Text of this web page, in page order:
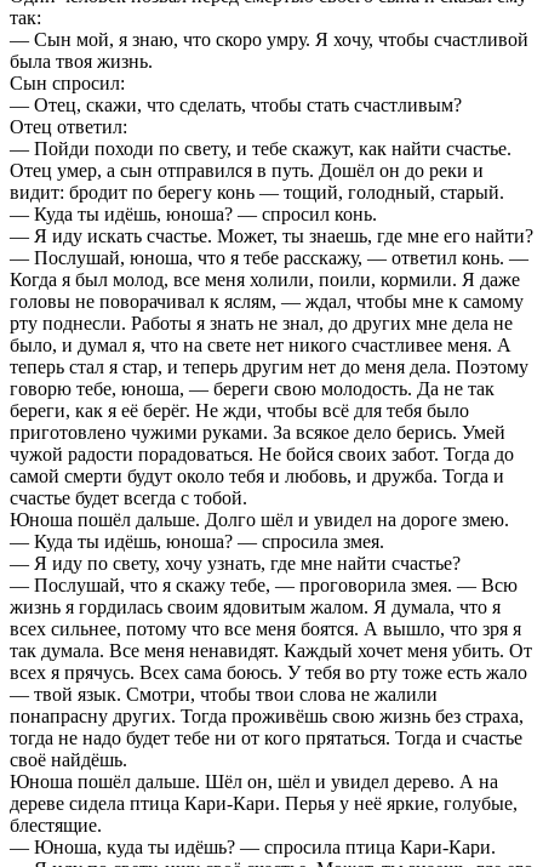
так:
— Сын мой, я знаю, что скоро умру. Я хочу, чтобы счастливой
была твоя жизнь.
Сын спросил:
— Отец, скажи, что сделать, чтобы стать счастливым?
Отец ответил:
— Пойди походи по свету, и тебе скажут, как найти счастье.
Отец умер, а сын отправился в путь. Дошёл он до реки и
видит: бродит по берегу конь — тощий, голодный, старый.
— Куда ты идёшь, юноша? — спросил конь.
— Я иду искать счастье. Может, ты знаешь, где мне его найти?
— Послушай, юноша, что я тебе расскажу, — ответил конь. —
Когда я был молод, все меня холили, поили, кормили. Я даже
головы не поворачивал к яслям, — ждал, чтобы мне к самому
рту поднесли. Работы я знать не знал, до других мне дела не
было, и думал я, что на свете нет никого счастливее меня. А
теперь стал я стар, и теперь другим нет до меня дела. Поэтому
говорю тебе, юноша, — береги свою молодость. Да не так
береги, как я её берёг. Не жди, чтобы всё для тебя было
приготовлено чужими руками. За всякое дело берись. Умей
чужой радости порадоваться. Не бойся своих забот. Тогда до
самой смерти будут около тебя и любовь, и дружба. Тогда и
счастье будет всегда с тобой.
Юноша пошёл дальше. Долго шёл и увидел на дороге змею.
— Куда ты идёшь, юноша? — спросила змея.
— Я иду по свету, хочу узнать, где мне найти счастье?
— Послушай, что я скажу тебе, — проговорила змея. — Всю
жизнь я гордилась своим ядовитым жалом. Я думала, что я
всех сильнее, потому что все меня боятся. А вышло, что зря я
так думала. Все меня ненавидят. Каждый хочет меня убить. От
всех я прячусь. Всех сама боюсь. У тебя во рту тоже есть жало
— твой язык. Смотри, чтобы твои слова не жалили
понапрасну других. Тогда проживёшь свою жизнь без страха,
тогда не надо будет тебе ни от кого прятаться. Тогда и счастье
своё найдёшь.
Юноша пошёл дальше. Шёл он, шёл и увидел дерево. А на
дереве сидела птица Кари-Кари. Перья у неё яркие, голубые,
блестящие.
— Юноша, куда ты идёшь? — спросила птица Кари-Кари.